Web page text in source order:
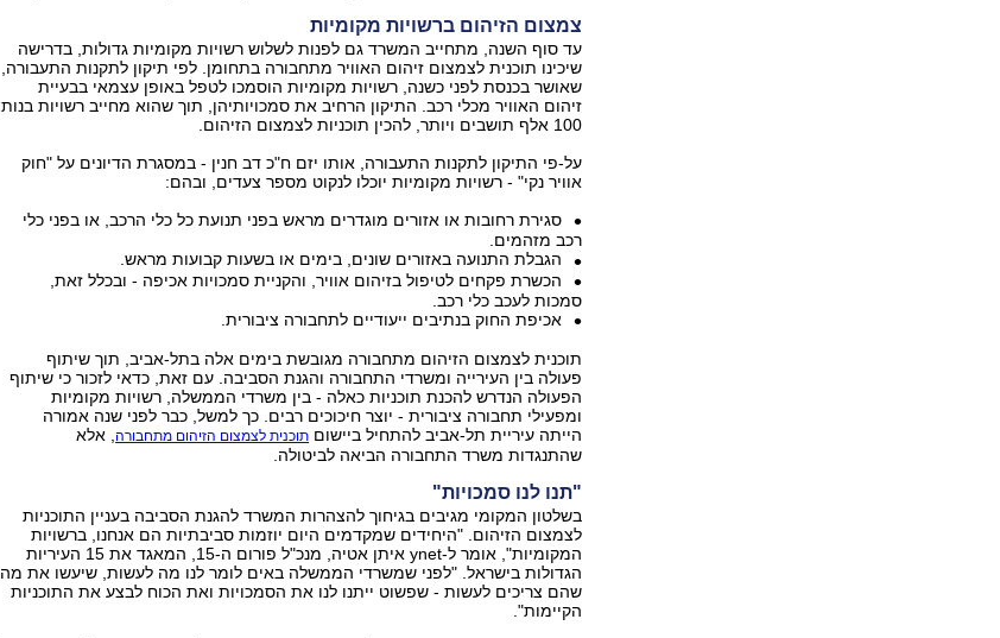
צמצום הזיהום ברשויות מקומיות
עד סוף השנה, מתחייב המשרד גם לפנות לשלוש רשויות מקומיות גדולות, בדרישה
שיכינו תוכנית לצמצום זיהום האוויר מתחבורה בתחומן. לפי תיקון לתקנות התעבורה,
שאושר בכנסת לפני כשנה, רשויות מקומיות הוסמכו לטפל באופן עצמאי בבעיית
זיהום האוויר מכלי רכב. התיקון הרחיב את סמכויותיהן, תוך שהוא מחייב רשויות בנות
100 אלף תושבים ויותר, להכין תוכניות לצמצום הזיהום.
על-פי התיקון לתקנות התעבורה, אותו יזם ח"כ דב חנין - במסגרת הדיונים על "חוק
אוויר נקי" - רשויות מקומיות יוכלו לנקוט מספר צעדים, ובהם:
סגירת רחובות או אזורים מוגדרים מראש בפני תנועת כל כלי הרכב, או בפני כלי
רכב מזהמים.
הגבלת התנועה באזורים שונים, בימים או בשעות קבועות מראש.
הכשרת פקחים לטיפול בזיהום אוויר, והקניית סמכויות אכיפה - ובכלל זאת,
סמכות לעכב כלי רכב.
אכיפת החוק בנתיבים ייעודיים לתחבורה ציבורית.
תוכנית לצמצום הזיהום מתחבורה מגובשת בימים אלה בתל-אביב, תוך שיתוף
פעולה בין העירייה ומשרדי התחבורה והגנת הסביבה. עם זאת, כדאי לזכור כי שיתוף
הפעולה הנדרש להכנת תוכניות כאלה - בין משרדי הממשלה, רשויות מקומיות
ומפעילי תחבורה ציבורית - יוצר חיכוכים רבים. כך למשל, כבר לפני שנה אמורה
הייתה עיריית תל-אביב להתחיל ביישום תוכנית לצמצום הזיהום מתחבורה, אלא
שהתנגדות משרד התחבורה הביאה לביטולה.
"תנו לנו סמכויות"
בשלטון המקומי מגיבים בגיחוך להצהרות המשרד להגנת הסביבה בעניין התוכניות
לצמצום הזיהום. "היחידים שמקדמים היום יוזמות סביבתיות הם אנחנו, ברשויות
המקומיות", אומר ל-ynet איתן אטיה, מנכ"ל פורום ה-15, המאגד את 15 העיריות
הגדולות בישראל. "לפני שמשרדי הממשלה באים לומר לנו מה לעשות, שיעשו את מה
שהם צריכים לעשות - שפשוט ייתנו לנו את הסמכויות ואת הכוח לבצע את התוכניות
הקיימות".